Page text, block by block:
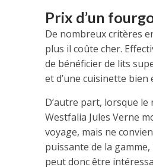
Prix d’un
De nombreux critères
plus il coûte cher.
de bénéficier de lits
et d’une cuisinette
D’autre part, lorsque le
Westfalia Jules Verne
voyage, mais ne
puissante de la
peut donc être